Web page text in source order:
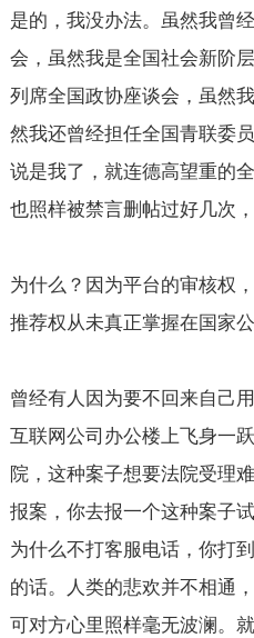
是的，我没办法。虽然我曾
会，虽然我是全国社会新阶
列席全国政协座谈会，虽然
然我还曾经担任全国青联委
说是我了，就连德高望重的
也照样被禁言删帖过好几次
为什么？因为平台的审核权
推荐权从未真正掌握在国家
曾经有人因为要不回来自己
互联网公司办公楼上飞身一
院，这种案子想要法院受理
报案，你去报一个这种案子
为什么不打客服电话，你打
的话。人类的悲欢并不相通
可对方心里照样毫无波澜。